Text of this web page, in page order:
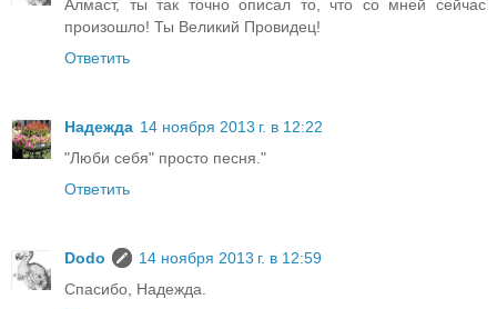
Алмаст, ты так точно описал то, что со мней сейчас
произошло! Ты Великий Провидец!
Ответить
Надежда 14 ноября 2013 г. в 12:22
"Люби себя" просто песня."
Ответить
Dodo
14 ноября 2013 г. в 12:59
Спасибо, Надежда.